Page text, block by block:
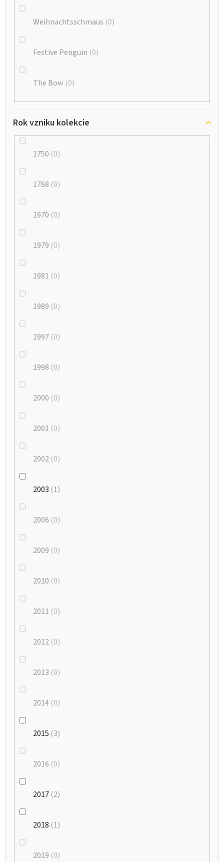
Weihnachtsschmaus 0
Festive Penguin 0
The Bow 0
Rok vzniku kolekcie
1750 0
1768 0
1970 0
1979 0
1981 0
1989 0
1997 0
1998 0
2000 0
2001 0
2002 0
2003 1
2006 0
2009 0
2010 0
2011 0
2012 0
2013 0
2014 0
2015 3
2016 0
2017 2
2018 1
2019 0